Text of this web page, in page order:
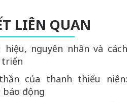
LIÊN QUAN
nguyên nhân và cách
của thanh thiếu niên:
báo động